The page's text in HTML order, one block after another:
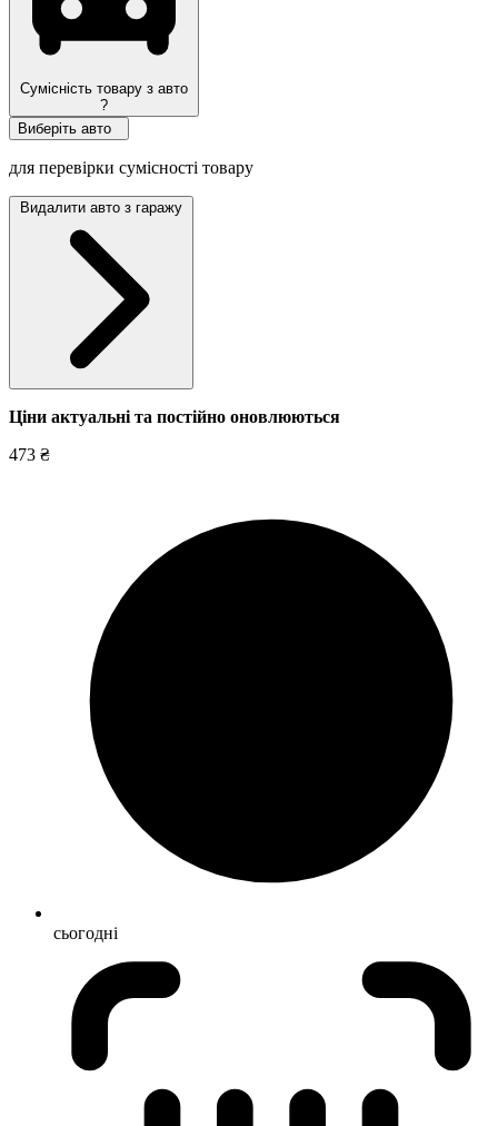
Сумісність товару з авто
?
Виберіть авто
для перевірки сумісності товару
Видалити авто з гаражу
Ціни актуальні та постійно оновлюються
473 ₴
сьогодні